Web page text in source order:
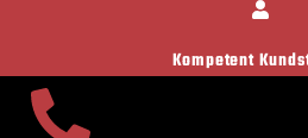
Kompetent